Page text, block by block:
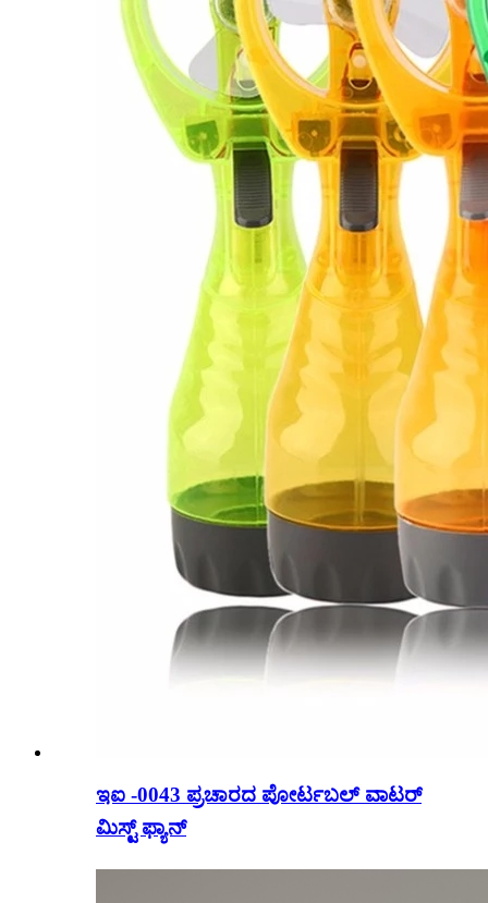
ಇಐ -0043 ಪ್ರಚಾರದ ಪೋರ್ಟಬಲ್ ವಾಟರ್
ಮಿಸ್ಟ್ ಫ್ಯಾನ್